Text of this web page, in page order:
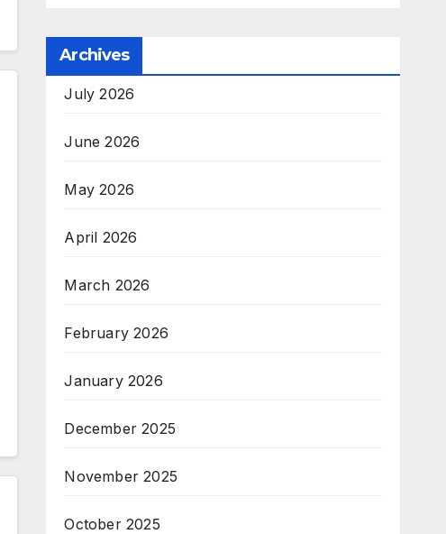
Archives
July 2026
June 2026
May 2026
April 2026
March 2026
February 2026
January 2026
December 2025
November 2025
October 2025